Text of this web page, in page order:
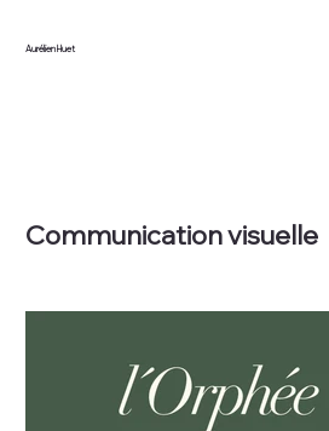
Aurélien Huet
Communication visuelle